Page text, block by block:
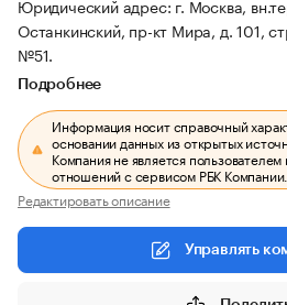
Юридический адрес: г. Москва,
Останкинский, пр-кт Мира, д. 101,
№51.
Подробнее
Информация носит справочный
основании данных из открытых
Компания не является
отношений с сервисом РБК Компании.
Редактировать описание
Управлять